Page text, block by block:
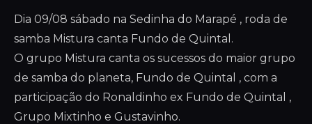
Dia 09/08 sábado na Sedinha do Marapé , roda de
samba Mistura canta Fundo de Quintal.
O grupo Mistura canta os sucessos do maior grupo
de samba do planeta, Fundo de Quintal , com a
participação do Ronaldinho ex Fundo de Quintal ,
Grupo Mixtinho e Gustavinho.